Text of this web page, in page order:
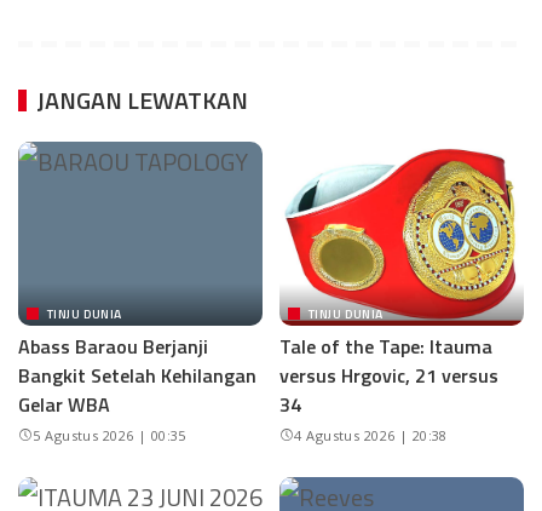
JANGAN LEWATKAN
TINJU DUNIA
Abass Baraou Berjanji
Bangkit Setelah Kehilangan
Gelar WBA
5 Agustus 2026 | 00:35
TINJU DUNIA
Tale of the Tape: Itauma
versus Hrgovic, 21 versus
34
4 Agustus 2026 | 20:38